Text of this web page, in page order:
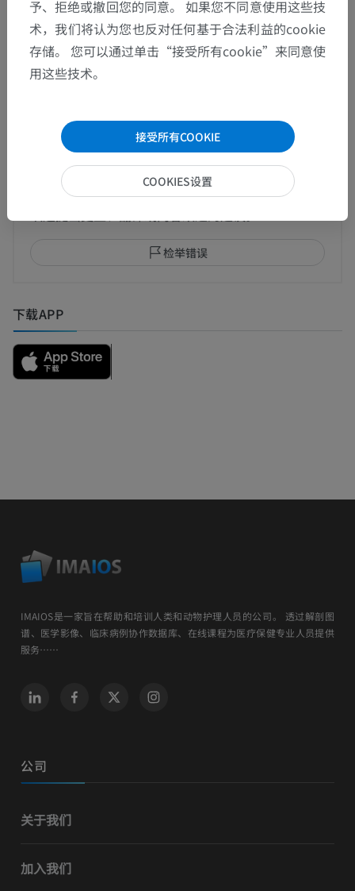
人類的比较解剖学
发现错误？
检举错误
下载APP
IMAIOS是一家旨在帮助和培训人类和动物护理人员的公司。 透过解剖图
谱、医学影像、临床病例协作数据库、在线课程为医疗保健专业人员提供
服务……
公司
关于我们
加入我们
予、拒绝或撤回您的同意。 如果您不同意使用这些技
术，我们将认为您也反对任何基于合法利益的cookie
存储。 您可以通过单击“接受所有cookie”来同意使
用这些技术。
接受所有COOKIE
COOKIES设置